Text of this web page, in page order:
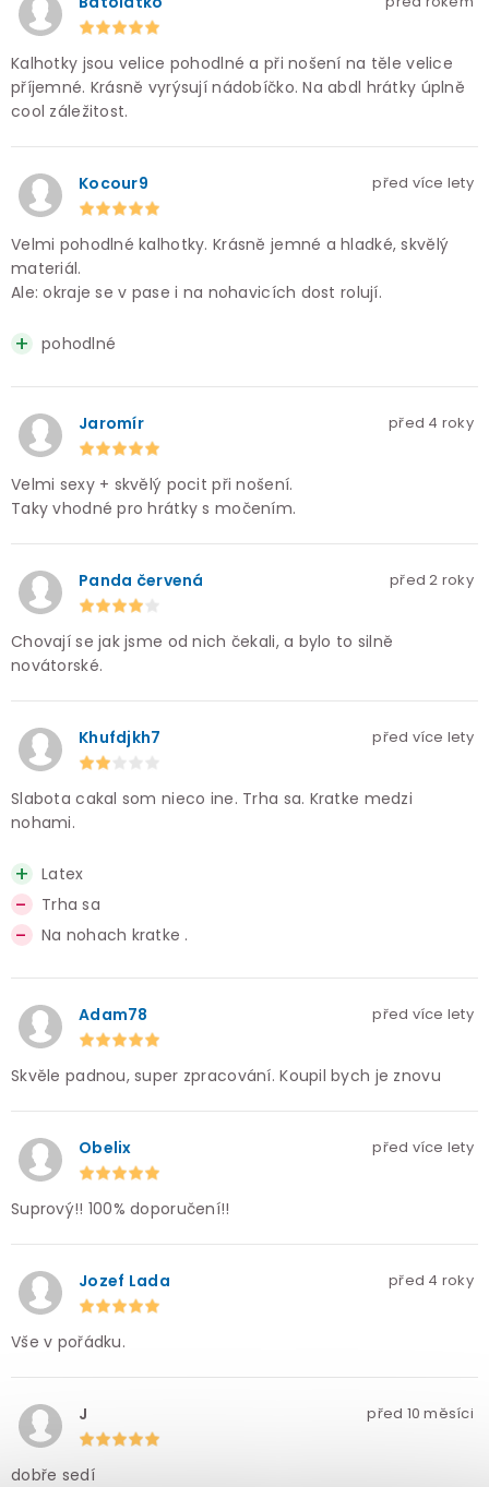
Kalhotky jsou velice pohodlné a při nošení na těle velice
příjemné. Krásně vyrýsují nádobíčko. Na abdl hrátky úplně
cool záležitost.
Kocour9 před více lety
Velmi pohodlné kalhotky. Krásně jemné a hladké, skvělý
materiál.
Ale: okraje se v pase i na nohavicích dost rolují.
pohodlné
Jaromír před 4 roky
Velmi sexy + skvělý pocit při nošení.
Taky vhodné pro hrátky s močením.
Panda červená před 2 roky
Chovají se jak jsme od nich čekali, a bylo to silně
novátorské.
Khufdjkh7 před více lety
Slabota cakal som nieco ine. Trha sa. Kratke medzi
nohami.
Latex
Trha sa
Na nohach kratke .
Adam78 před více lety
Skvěle padnou, super zpracování. Koupil bych je znovu
Obelix před více lety
Suprový!! 100% doporučení!!
Jozef Lada před 4 roky
Vše v pořádku.
J před 10 měsíci
dobře sedí